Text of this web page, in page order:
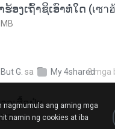
But G. sa My 4shared2 mga
วเสื้อปุ๋ย
nagmumula ang aming mga
namin ng cookies at iba